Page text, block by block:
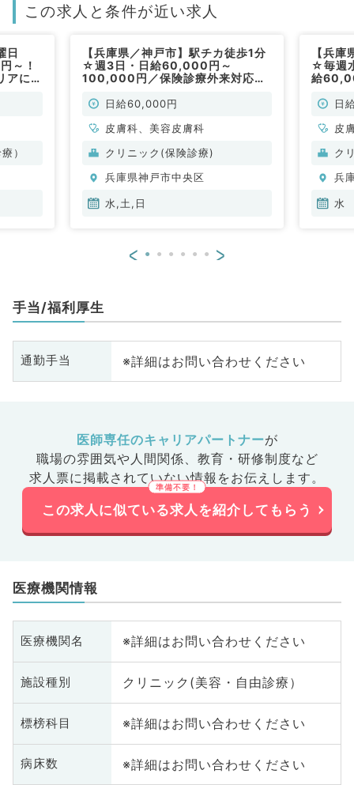
この求人と条件が近い求人
日
～！
アにあ
）
【兵庫県／神戸市】駅チカ徒歩1分
☆週3日・日給60,000円～
100,000円／保険診療外来対応・
美容皮膚科／非常勤）
日給60,000円
皮膚科、美容皮膚科
クリニック(保険診療)
兵庫県神戸市中央区
水,土,日
【兵
☆毎週
給
美容日
皮
ク
兵
水
< >
手当/福利厚生
通勤手当 ※詳細はお問い合わせください
医師専任のキャリアパートナーが
職場の雰囲気や人間関係、 教育・研修制度など
求人票に掲載されていない情報をお伝えします。
この求人に似ている求人を紹介してもらう
医療機関情報
医療機関名 ※詳細はお問い合わせください
施設種別 クリニック(美容・自由診療）
標榜科目 ※詳細はお問い合わせください
病床数 ※詳細はお問い合わせください